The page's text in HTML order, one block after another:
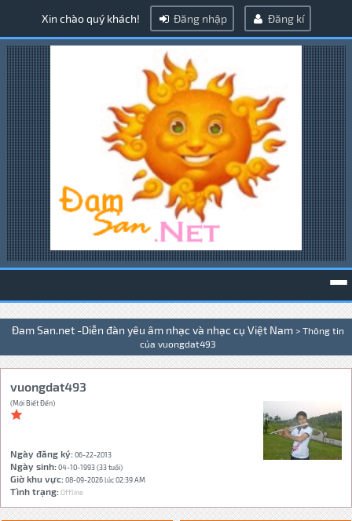
Xin chào quý khách! Đăng nhập Đăng kí
Đam San.net -Diễn đàn yêu âm nhạc và nhạc cụ Việt Nam > Thông tin
của vuongdat493
vuongdat493
(Mới Biết Đến)
Ngày đăng ký:06-22-2013
Ngày sinh:04-10-1993 (33 tuổi)
Giờ khu vực:08-09-2026 lúc 02:39 AM
Tình trạng:Offline